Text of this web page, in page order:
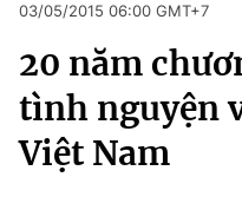
Chuyên mục
Chính trị
Xã hội
Pháp luật
Kinh tế
Thể thao
Truyền hình
Văn hóa - Giải trí
03/05/2015 06:00 GMT+7
20 năm
tình nguyện
Việt Nam